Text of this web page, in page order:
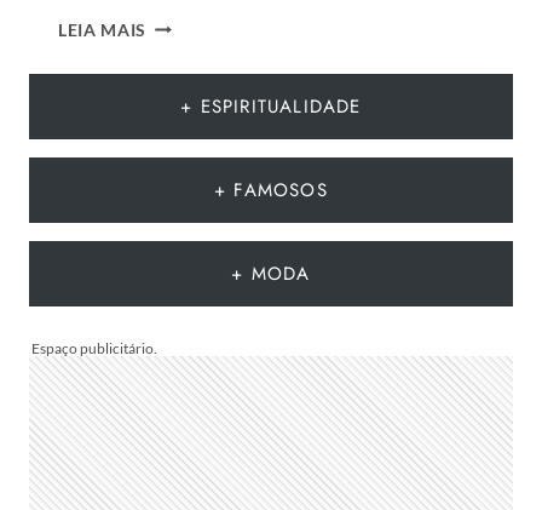
LEIA MAIS QUANDO
DIA
QUE
MUDA
+ ESPIRITUALIDADE
+ FAMOSOS
+ MODA